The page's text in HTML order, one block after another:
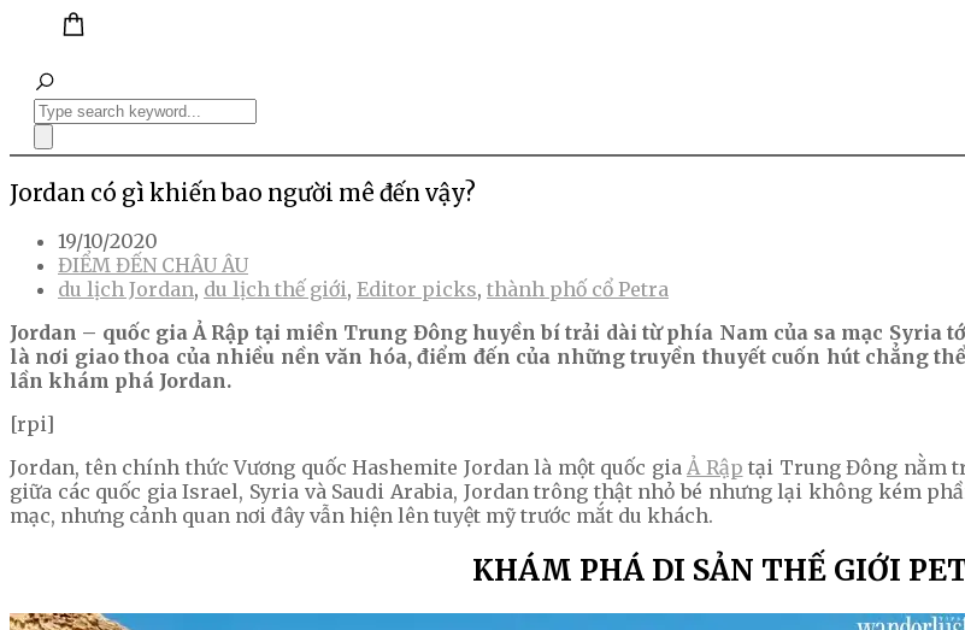
Jordan có gì khiến bao người mê đến vậy?
19/10/2020
ĐIỂM ĐẾN CHÂU ÂU
du lịch Jordan, du lịch thế giới, Editor picks, thành phố cổ Petra
Jordan – quốc gia Ả Rập tại miền Trung Đông huyền bí trải dài từ phía Nam của sa mạc Syria
là nơi giao thoa của nhiều nền văn hóa, điểm đến của những truyền thuyết cuốn hút chẳng
lần khám phá Jordan.
[rpi]
Jordan, tên chính thức Vương quốc Hashemite Jordan là một quốc gia Ả Rập tại Trung Đông nằm
giữa các quốc gia Israel, Syria và Saudi Arabia, Jordan trông thật nhỏ bé nhưng lại không kém
mạc, nhưng cảnh quan nơi đây vẫn hiện lên tuyệt mỹ trước mắt du khách.
KHÁM PHÁ DI SẢN THẾ GIỚI